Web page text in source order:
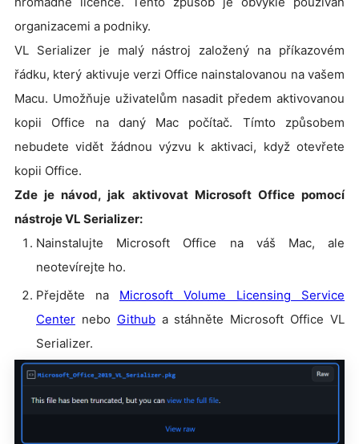
organizacemi a podniky.
VL Serializer je malý nástroj založený na příkazovém
řádku, který aktivuje verzi Office nainstalovanou na vašem
Macu. Umožňuje uživatelům nasadit předem aktivovanou
kopii Office na daný Mac počítač. Tímto způsobem
nebudete vidět žádnou výzvu k aktivaci, když otevřete
kopii Office.
Zde je návod, jak aktivovat Microsoft Office pomocí
nástroje VL Serializer:
Nainstalujte Microsoft Office na váš Mac, ale
neotevírejte ho.
Přejděte na Microsoft Volume Licensing Service
Center nebo Githuba stáhněte Microsoft Office VL
Serializer.